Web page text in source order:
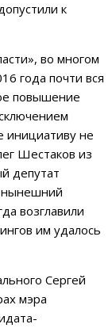
к
во многом
года почти вся
повышение
инициативу не
Шестаков из
депутат
нынешний
возглавили
им удалось
Сергей
мэра